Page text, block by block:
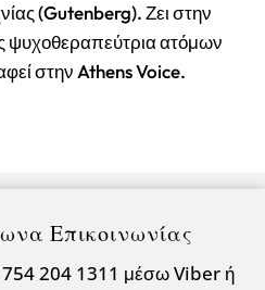
(Gutenberg). Ζει στην
ψυχοθεραπεύτρια ατόμων
στην Athens Voice.
Επικοινωνίας
204 1311 μέσω Viber ή